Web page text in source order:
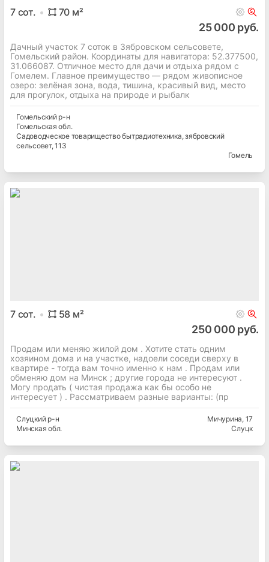
7сот. 70 м²
25 000 руб.
Дачный участок 7 соток в Зябровском сельсовете,
Гомельский район. Координаты для навигатора: 52.377500,
31.066087. Отличное место для дачи и отдыха рядом с
Гомелем. Главное преимущество — рядом живописное
озеро: зелёная зона, вода, тишина, красивый вид, место
для прогулок, отдыха на природе и рыбалк
Гомельскийр-н
Гомельская обл.
Садоводческое товарищество бытрадиотехника, зябровский
сельсовет, 113
Гомель
7сот. 58 м²
250 000 руб.
Продам или меняю жилой дом . Хотите стать одним
хозяином дома и на участке, надоели соседи сверху в
квартире - тогда вам точно именно к нам . Продам или
обменяю дом на Минск ; другие города не интересуют .
Могу продать ( чистая продажа как бы особо не
интересует ) . Рассматриваем разные варианты: (пр
Слуцкийр-н
Минская обл.
Мичурина, 17
Слуцк